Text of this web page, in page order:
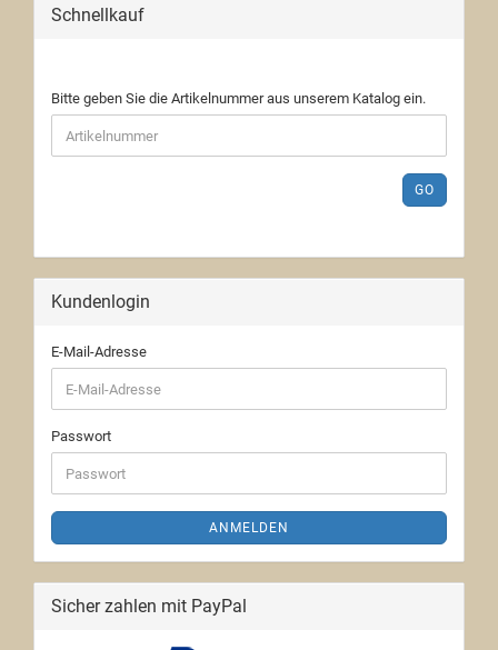
Schnellkauf
Bitte geben Sie die Artikelnummer aus unserem Katalog ein.
GO
Kundenlogin
E-Mail-Adresse
Passwort
ANMELDEN
Sicher zahlen mit PayPal